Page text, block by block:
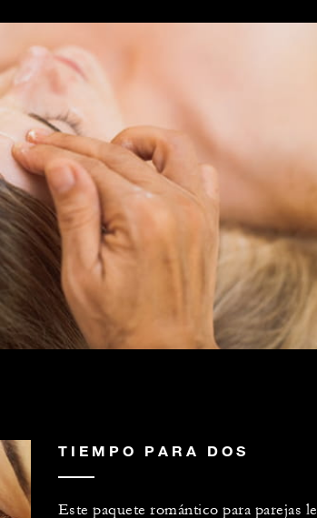
TIEMPO PARA DOS
Este paquete romántico para parejas le